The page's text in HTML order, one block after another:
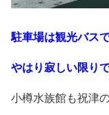
駐車場は観光バス
やはり寂しい限りで
小樽水族館も祝津